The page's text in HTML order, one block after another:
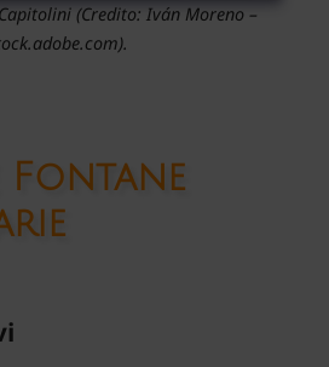
(Credito: Iván Moreno –
Fontane